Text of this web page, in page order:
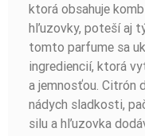
ktorá obsahuje
hľuzovky, poteší aj
tomto parfume sa
ingrediencií, ktorá
a jemnosťou. Citrón
nádych sladkosti,
silu a hľuzovka